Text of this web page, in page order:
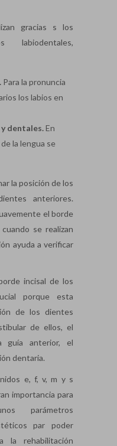
gracias s los
labiodentales,
Para la pronuncia
los labios en
dentales.En
la lengua se
la posición de los
anteriores.
el borde
se realizan
ayuda a verificar
incisal de los
porque esta
de los dientes
de ellos, el
guía anterior, el
dentaria.
e, f, v, m y s
importancia para
parámetros
par poder
rehabilitación